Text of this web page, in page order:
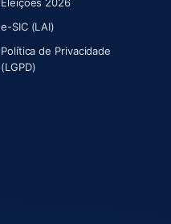
e-SIC (LAI)
Política de Privacidade
(LGPD)